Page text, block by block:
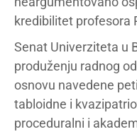
kredibilitet profesora
Senat Univerziteta u
produženju radnog
osnovu navedene
tabloidne i
proceduralni i